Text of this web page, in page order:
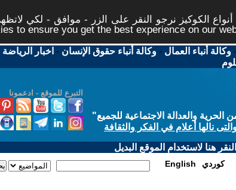
الكوكيز نرجو النقر على الزر - موافق - لكي
to ensure you get the best experience on our
-وكالة أنباء العمال -وكالة أنباء حقوق الإنسان - اخبار الرياضة
التبرع للموقع - ادعمونا
والعدالة الاجتماعية للجميع"
نالها أعلام في الفكر والثقافة
هنا لاستخدام الموقع البديل
English كوردي